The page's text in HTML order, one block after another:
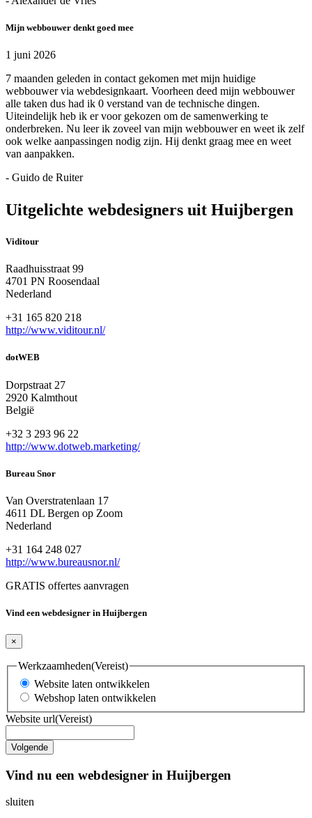
Mijn webbouwer denkt goed mee
1 juni 2026
7 maanden geleden in contact gekomen met mijn huidige
webbouwer via webdesignkaart. Voorheen deed mijn webbouwer
alle taken dus had ik 0 verstand van de technische dingen.
Uiteindelijk heb ik er voor gekozen om de samenwerking te
onderbreken. Nu leer ik zoveel van mijn webbouwer en weet ik zelf
ook welke aanpassingen nodig zijn. Hij denkt graag mee en weet
van aanpakken.
- Guido de Ruiter
Uitgelichte webdesigners uit Huijbergen
Viditour
Raadhuisstraat 99
4701 PN Roosendaal
Nederland
+31 165 820 218
http://www.viditour.nl/
dotWEB
Dorpstraat 27
2920 Kalmthout
België
+32 3 293 96 22
http://www.dotweb.marketing/
Bureau Snor
Van Overstratenlaan 17
4611 DL Bergen op Zoom
Nederland
+31 164 248 027
http://www.bureausnor.nl/
GRATIS offertes aanvragen
Vind een webdesigner in Huijbergen
×
Werkzaamheden(Vereist)
Website laten ontwikkelen
Webshop laten ontwikkelen
Website url(Vereist)
Vind nu een webdesigner in Huijbergen
sluiten